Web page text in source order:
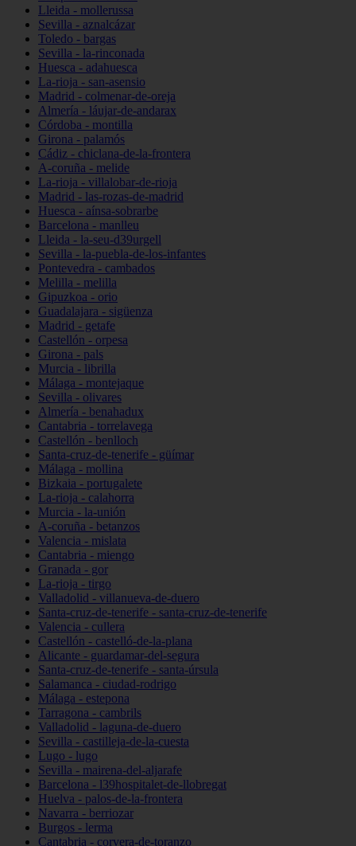
Lleida - mollerussa
Sevilla - aznalcázar
Toledo - bargas
Sevilla - la-rinconada
Huesca - adahuesca
La-rioja - san-asensio
Madrid - colmenar-de-oreja
Almería - láujar-de-andarax
Córdoba - montilla
Girona - palamós
Cádiz - chiclana-de-la-frontera
A-coruña - melide
La-rioja - villalobar-de-rioja
Madrid - las-rozas-de-madrid
Huesca - aínsa-sobrarbe
Barcelona - manlleu
Lleida - la-seu-d39urgell
Sevilla - la-puebla-de-los-infantes
Pontevedra - cambados
Melilla - melilla
Gipuzkoa - orio
Guadalajara - sigüenza
Madrid - getafe
Castellón - orpesa
Girona - pals
Murcia - librilla
Málaga - montejaque
Sevilla - olivares
Almería - benahadux
Cantabria - torrelavega
Castellón - benlloch
Santa-cruz-de-tenerife - güímar
Málaga - mollina
Bizkaia - portugalete
La-rioja - calahorra
Murcia - la-unión
A-coruña - betanzos
Valencia - mislata
Cantabria - miengo
Granada - gor
La-rioja - tirgo
Valladolid - villanueva-de-duero
Santa-cruz-de-tenerife - santa-cruz-de-tenerife
Valencia - cullera
Castellón - castelló-de-la-plana
Alicante - guardamar-del-segura
Santa-cruz-de-tenerife - santa-úrsula
Salamanca - ciudad-rodrigo
Málaga - estepona
Tarragona - cambrils
Valladolid - laguna-de-duero
Sevilla - castilleja-de-la-cuesta
Lugo - lugo
Sevilla - mairena-del-aljarafe
Barcelona - l39hospitalet-de-llobregat
Huelva - palos-de-la-frontera
Navarra - berriozar
Burgos - lerma
Cantabria - corvera-de-toranzo